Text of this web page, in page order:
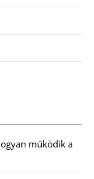
működik a